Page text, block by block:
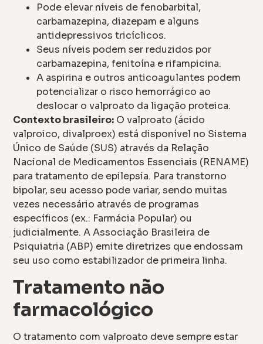
Pode elevar níveis de fenobarbital,
carbamazepina, diazepam e alguns
antidepressivos tricíclicos.
Seus níveis podem ser reduzidos por
carbamazepina, fenitoína e rifampicina.
A aspirina e outros anticoagulantes podem
potencializar o risco hemorrágico ao
deslocar o valproato da ligação proteica.
Contexto brasileiro: O valproato (ácido
valproico, divalproex) está disponível no Sistema
Único de Saúde (SUS) através da Relação
Nacional de Medicamentos Essenciais (RENAME)
para tratamento de epilepsia. Para transtorno
bipolar, seu acesso pode variar, sendo muitas
vezes necessário através de programas
específicos (ex.: Farmácia Popular) ou
judicialmente. A Associação Brasileira de
Psiquiatria (ABP) emite diretrizes que endossam
seu uso como estabilizador de primeira linha.
Tratamento não
farmacológico
O tratamento com valproato deve sempre estar